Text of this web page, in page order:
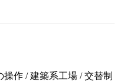
作 / 建築系工場 / 交替制